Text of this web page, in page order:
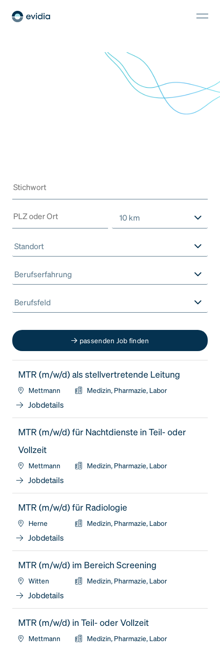
10 km
Standort
Berufserfahrung
Berufsfeld
passenden Job finden
MTR (m/w/d) als stellvertretende Leitung
Mettmann Medizin, Pharmazie, Labor
Jobdetails
MTR (m/w/d) für Nachtdienste in Teil- oder
Vollzeit
Mettmann Medizin, Pharmazie, Labor
Jobdetails
MTR (m/w/d) für Radiologie
Herne Medizin, Pharmazie, Labor
Jobdetails
MTR (m/w/d) im Bereich Screening
Witten Medizin, Pharmazie, Labor
Jobdetails
MTR (m/w/d) in Teil- oder Vollzeit
Mettmann Medizin, Pharmazie, Labor